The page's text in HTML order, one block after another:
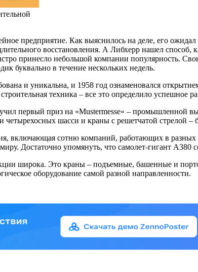
предприятие. Как выяснилось на деле, его
восстановления. А Либхерр нашел
принесло небольшой компании популярность.
буквально в течение нескольких недель.
и уникальна, и 1958 год ознаменовался
техника – все это определило успешное
первый приз на «Mustermesse» – промышленной
четырехосных шасси и краны с решетчатой стрелой
включающая сотню компаний, работающих в разных
Достаточно упомянуть, что самолет-гигант А380
широка. Это краны – подъемные, башенные и
оборудование самой разной направленности.